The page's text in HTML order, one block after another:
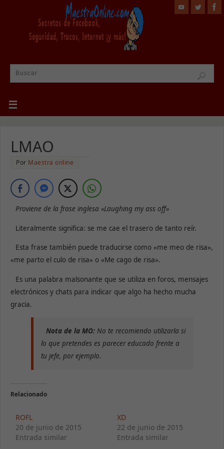
LMAO
Por Maestra online
Proviene de la frase inglesa «Laughing my ass off»
Literalmente significa: se me cae el trasero de tanto reír.
Esta frase también puede traducirse como «me meo de risa»,
«me parto el culo de risa» o «Me cago de risa».
Es una palabra malsonante que se utiliza en foros, mensajes
electrónicos y chats para indicar que algo ha hecho mucha
gracia.
Nota de la MO:No te recomiendo utilizarla si
lo que pretendes es parecer educado frente a
tu jefe, por ejemplo.
Relacionado
ROFL
20 de junio de 2015
Entrada similar
XD
22 de junio de 2015
Entrada similar